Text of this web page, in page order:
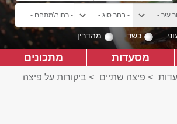
כשר מהדרין
מסעדות מתכונים
> פיצה שתיים > ביקורות על פיצה